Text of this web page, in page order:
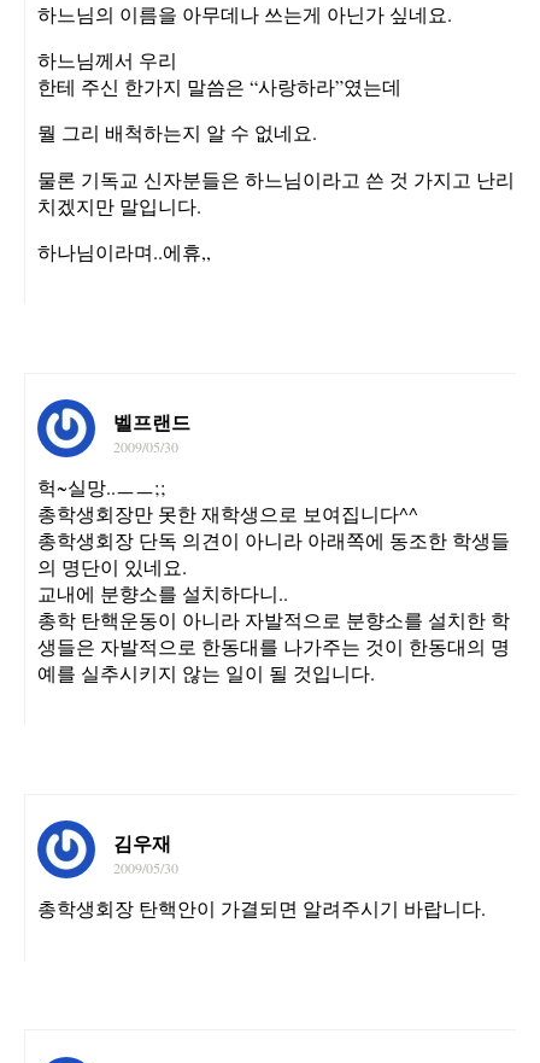
하느님의 이름을 아무데나 쓰는게 아닌가 싶네요.
하느님께서 우리
한테 주신 한가지 말씀은 “사랑하라”였는데
뭘 그리 배척하는지 알 수 없네요.
물론 기독교 신자분들은 하느님이라고 쓴 것 가지고 난리
치겠지만 말입니다.
하나님이라며..에휴,,
벨프랜드
2009/05/30
헉~실망..ㅡㅡ;;
총학생회장만 못한 재학생으로 보여집니다^^
총학생회장 단독 의견이 아니라 아래쪽에 동조한 학생들
의 명단이 있네요.
교내에 분향소를 설치하다니..
총학 탄핵운동이 아니라 자발적으로 분향소를 설치한 학
생들은 자발적으로 한동대를 나가주는 것이 한동대의 명
예를 실추시키지 않는 일이 될 것입니다.
김우재
2009/05/30
총학생회장 탄핵안이 가결되면 알려주시기 바랍니다.